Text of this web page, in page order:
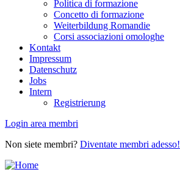
Politica di formazione
Concetto di formazione
Weiterbildung Romandie
Corsi associazioni omologhe
Kontakt
Impressum
Datenschutz
Jobs
Intern
Registrierung
Login area membri
Non siete membri? Diventate membri adesso!